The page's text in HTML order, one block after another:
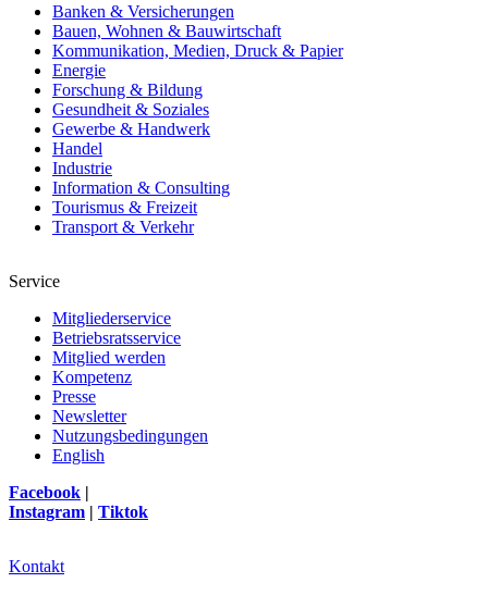
Banken & Versicherungen
Bauen, Wohnen & Bauwirtschaft
Kommunikation, Medien, Druck & Papier
Energie
Forschung & Bildung
Gesundheit & Soziales
Gewerbe & Handwerk
Handel
Industrie
Information & Consulting
Tourismus & Freizeit
Transport & Verkehr
Service
Mitgliederservice
Betriebsratsservice
Mitglied werden
Kompetenz
Presse
Newsletter
Nutzungsbedingungen
English
Facebook |
Instagram | Tiktok
Kontakt